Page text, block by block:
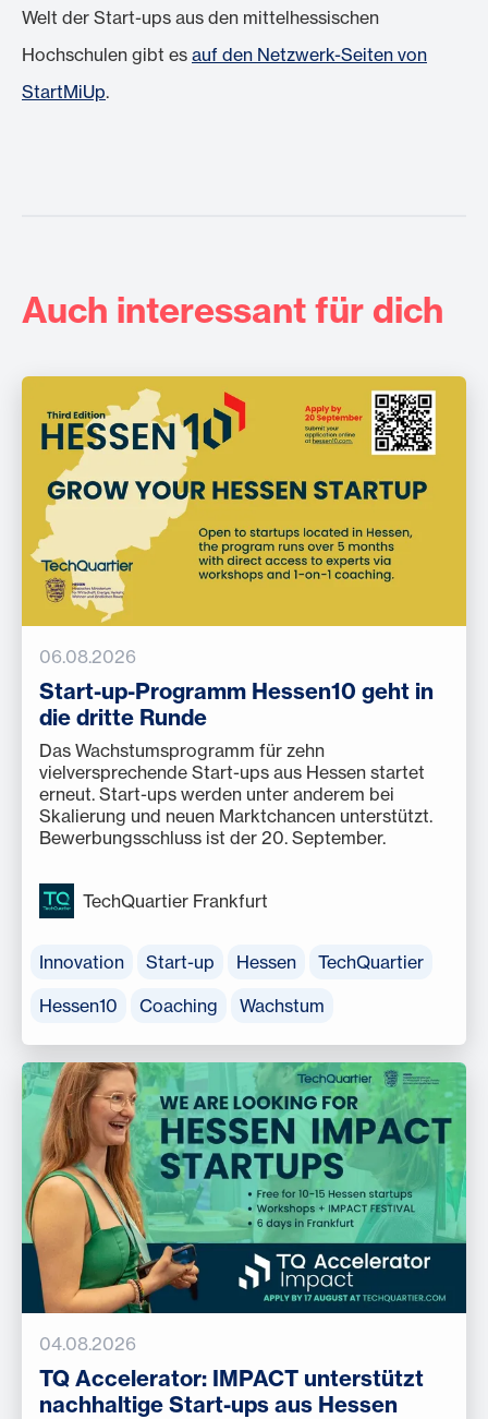
Welt der Start-ups aus den mittelhessischen
Hochschulen gibt es auf den Netzwerk-Seiten von
StartMiUp.
Auch interessant für dich
06.08.2026
Start-up-Programm Hessen10 geht in
die dritte Runde
Das Wachstumsprogramm für zehn
vielversprechende Start-ups aus Hessen startet
erneut. Start-ups werden unter anderem bei
Skalierung und neuen Marktchancen unterstützt.
Bewerbungsschluss ist der 20. September.
TechQuartier Frankfurt
Innovation Start-up Hessen
TechQuartier
Hessen10
Coaching Wachstum
04.08.2026
TQ Accelerator: IMPACT unterstützt
nachhaltige Start-ups aus Hessen